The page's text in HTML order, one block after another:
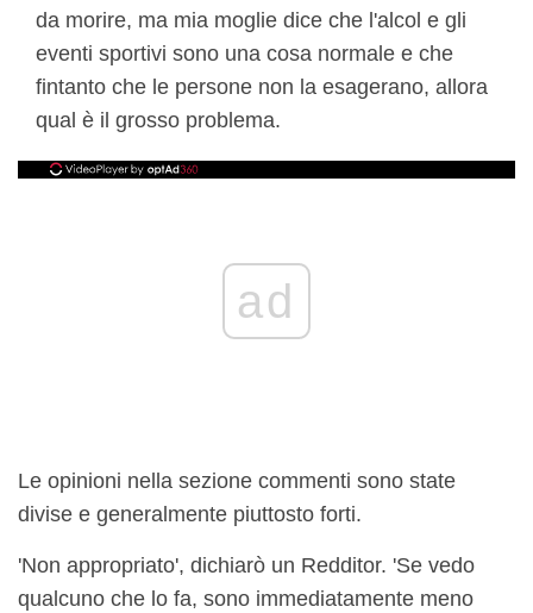
da morire, ma mia moglie dice che l'alcol e gli
eventi sportivi sono una cosa normale e che
fintanto che le persone non la esagerano, allora
qual è il grosso problema.
ad
Le opinioni nella sezione commenti sono state
divise e generalmente piuttosto forti.
'Non appropriato', dichiarò un Redditor. 'Se vedo
qualcuno che lo fa, sono immediatamente meno